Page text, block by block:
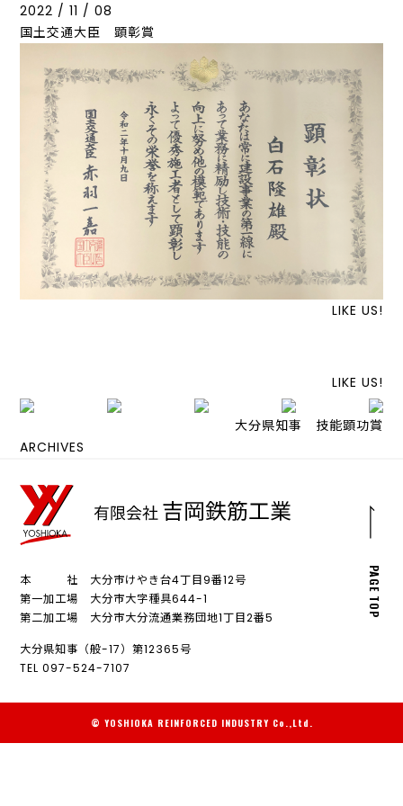
2022 / 11 / 08
国土交通大臣 顕彰賞
LIKE US!
LIKE US!
大分県知事 技能顕功賞
ARCHIVES
本 社 大分市けやき台4丁目9番12号
第一加工場 大分市大字種具644-1
第二加工場 大分市大分流通業務団地1丁目2番5
大分県知事（般-17）第12365号
TEL 097-524-7107
PAGE TOP
© YOSHIOKA REINFORCED INDUSTRY Co.,Ltd.